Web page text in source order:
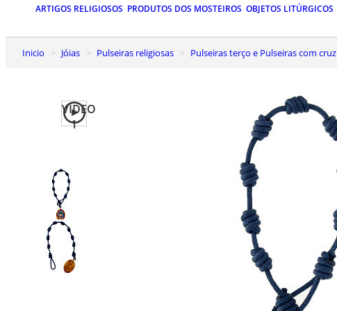
ARTIGOS RELIGIOSOS PRODUTOS DOS MOSTEIROS OBJETOS LITÚRGICOS
Inicio Jóias Pulseiras religiosas Pulseiras terço e Pulseiras com cruz
VIDEO
1